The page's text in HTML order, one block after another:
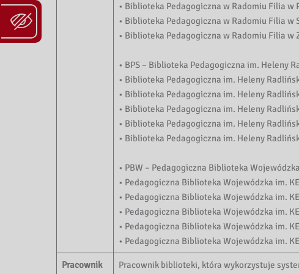
• Biblioteka Pedagogiczna w Radomiu Filia w
• Biblioteka Pedagogiczna w Radomiu Filia w
• Biblioteka Pedagogiczna w Radomiu Filia w
• BPS – Biblioteka Pedagogiczna im. Heleny
• Biblioteka Pedagogiczna im. Heleny
• Biblioteka Pedagogiczna im. Heleny
• Biblioteka Pedagogiczna im. Heleny
• Biblioteka Pedagogiczna im. Heleny
• Biblioteka Pedagogiczna im. Heleny
• PBW – Pedagogiczna Biblioteka
• Pedagogiczna Biblioteka Wojewódzka im.
• Pedagogiczna Biblioteka Wojewódzka im.
• Pedagogiczna Biblioteka Wojewódzka im.
• Pedagogiczna Biblioteka Wojewódzka im.
• Pedagogiczna Biblioteka Wojewódzka im.
Pracownik Pracownik biblioteki, która wykorzystuje